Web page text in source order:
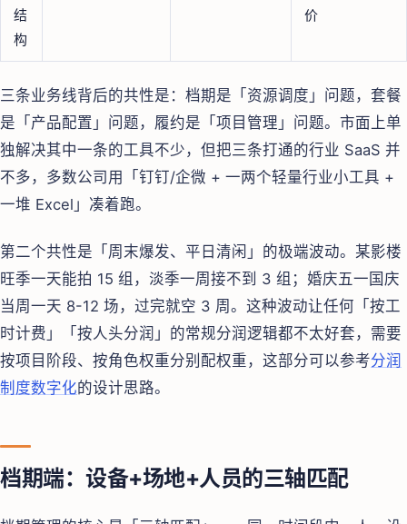
结
构
价
三条业务线背后的共性是：档期是「资源调度」问题，套餐
是「产品配置」问题，履约是「项目管理」问题。市面上单
独解决其中一条的工具不少，但把三条打通的行业 SaaS 并
不多，多数公司用「钉钉/企微 + 一两个轻量行业小工具 +
一堆 Excel」凑着跑。
第二个共性是「周末爆发、平日清闲」的极端波动。某影楼
旺季一天能拍 15 组，淡季一周接不到 3 组；婚庆五一国庆
当周一天 8-12 场，过完就空 3 周。这种波动让任何「按工
时计费」「按人头分润」的常规分润逻辑都不太好套，需要
按项目阶段、按角色权重分别配权重，这部分可以参考分润
制度数字化的设计思路。
档期端：设备+场地+人员的三轴匹配